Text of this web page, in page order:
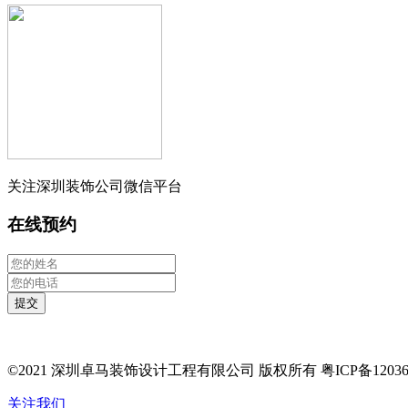
关注深圳装饰公司微信平台
在线预约
提交
©2021 深圳卓马装饰设计工程有限公司 版权所有 粤ICP备
关注我们